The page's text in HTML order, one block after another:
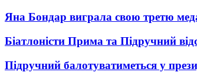
Яна Бондар виграла свою третю
Біатлоністи Прима та Підручний
Підручний балотуватиметься у